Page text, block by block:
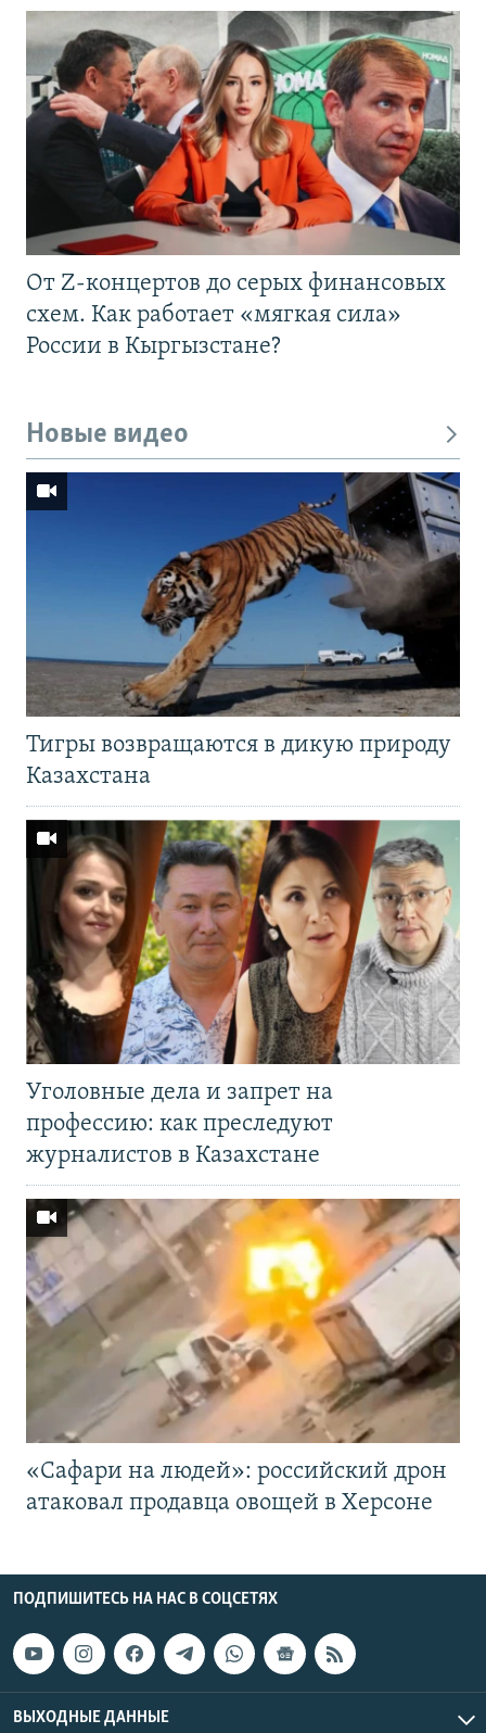
От Z-концертов до серых финансовых
схем. Как работает «мягкая сила»
России в Кыргызстане?
Новые видео
Тигры возвращаются в дикую природу
Казахстана
Уголовные дела и запрет на
профессию: как преследуют
журналистов в Казахстане
«Cафари на людей»: российский дрон
атаковал продавца овощей в Херсоне
ПОДПИШИТЕСЬ НА НАС В СОЦСЕТЯХ
ВЫХОДНЫЕ ДАННЫЕ